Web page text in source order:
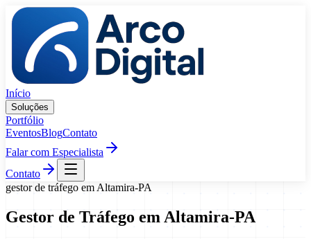
Pular para o conteúdo
Início
Soluções
Portfólio
EventosBlogContato
Falar com Especialista
Contato
gestor de tráfego em Altamira-PA
Gestor de Tráfego em Altamira-PA